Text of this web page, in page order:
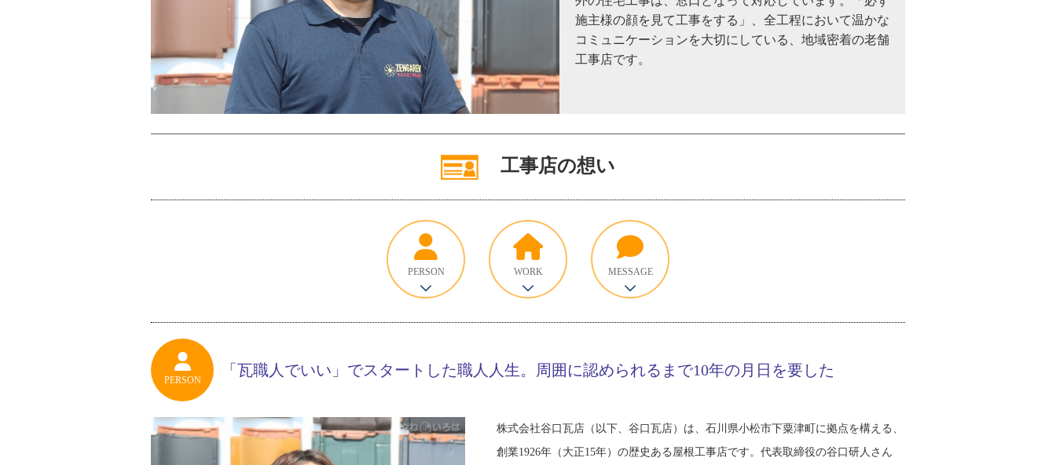
施主様の顔を見て工事をする」、全工程において温かな
コミュニケーションを大切にしている、地域密着の老舗
工事店です。
工事店の想い
PERSON WORK MESSAGE
PERSON
「瓦職人でいい」でスタートした職人人生。周囲に認められるまで10年の月日を要した
株式会社谷口瓦店（以下、谷口瓦店）は、石川県小松市下粟津町に拠点を構える、
創業1926年（大正15年）の歴史ある屋根工事店です。代表取締役の谷口研人さん